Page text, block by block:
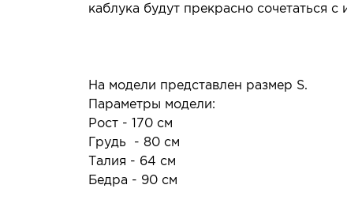
каблука будут прекрасно сочетаться
На модели представлен размер S.
Параметры модели:
Рост - 170 см
Грудь - 80 см
Талия - 64 см
Бедра - 90 см